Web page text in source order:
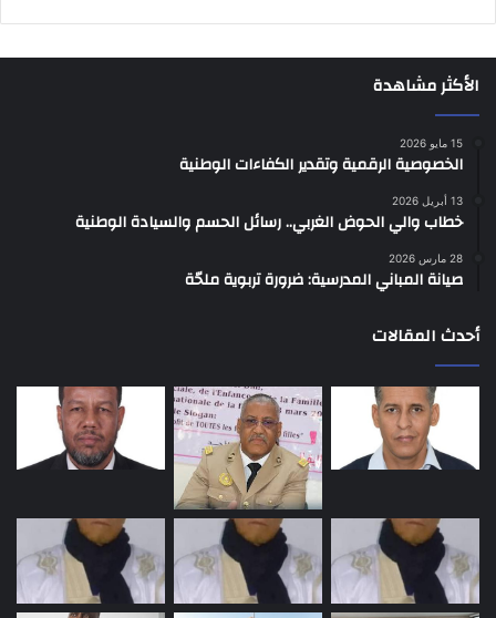
الأكثر مشاهدة
15 مايو 2026
الخصوصية الرقمية وتقدير الكفاءات الوطنية
13 أبريل 2026
خطاب والي الحوض الغربي.. رسائل الحسم والسيادة الوطنية
28 مارس 2026
صيانة المباني المدرسية: ضرورة تربوية ملحّة
أحدث المقالات